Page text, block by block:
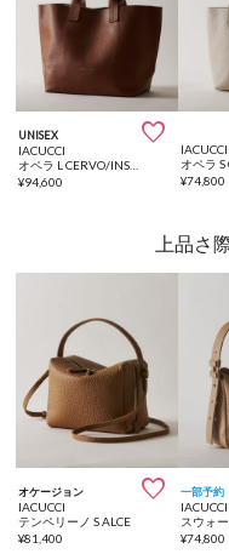
UNISEX 
IACUCCI
¥94,600
IACUCCI
¥74,800
上品さ
オケージョン 
IACUCCI
テンペリーノ S ALCE
¥81,400
一部予約
IACUCCI
スウォ
¥74,800